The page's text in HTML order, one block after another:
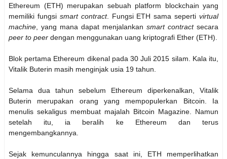
Ethereum (ETH) merupakan sebuah platform blockchain yang
memiliki fungsi smart contract. Fungsi ETH sama seperti virtual
machine, yang mana dapat menjalankan smart contract secara
peer to peer dengan menggunakan uang kriptografi Ether (ETH).
Blok pertama Ethereum dikenal pada 30 Juli 2015 silam. Kala itu,
Vitalik Buterin masih menginjak usia 19 tahun.
Selama dua tahun sebelum Ethereum diperkenalkan, Vitalik
Buterin merupakan orang yang mempopulerkan Bitcoin. Ia
menulis sekaligus membuat majalah Bitcoin Magazine. Namun
setelah itu, ia beralih ke Ethereum dan terus
mengembangkannya.
Sejak kemunculannya hingga saat ini, ETH memperlihatkan